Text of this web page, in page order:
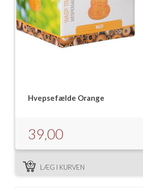
Hvepsefælde Orange
39,00
LÆG I KURVEN